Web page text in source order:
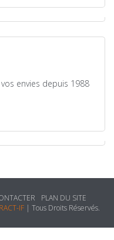
vos envies depuis 1988
PLAN DU SITE
IF| Tous Droits Réservés.